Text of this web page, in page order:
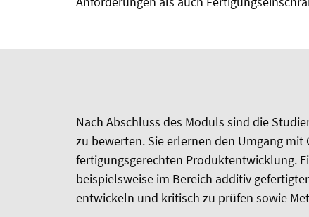
Nach Abschluss des Moduls sind die
zu bewerten. Sie erlernen den Umgang
fertigungsgerechten Produktentwicklung.
beispielsweise im Bereich additiv
entwickeln und kritisch zu prüfen sowie